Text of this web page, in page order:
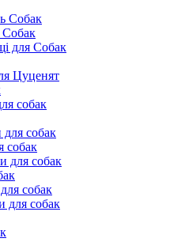
Собак
Собак
для Собак
Цуценят
собак
для собак
собак
для собак
собак
для собак